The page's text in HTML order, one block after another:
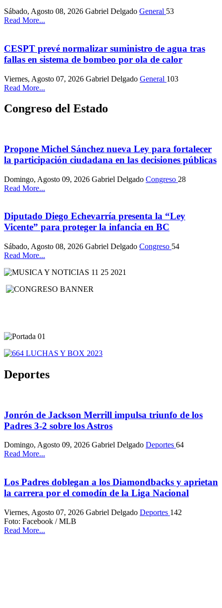
Sábado, Agosto 08, 2026 Gabriel Delgado General 53
Read More...
CESPT prevé normalizar suministro de agua tras
fallas en sistema de bombeo por ola de calor
Viernes, Agosto 07, 2026 Gabriel Delgado General 103
Read More...
Congreso del Estado
Propone Michel Sánchez nueva Ley para fortalecer
la participación ciudadana en las decisiones públicas
Domingo, Agosto 09, 2026 Gabriel Delgado Congreso 28
Read More...
Diputado Diego Echevarría presenta la “Ley
Vicente” para proteger la infancia en BC
Sábado, Agosto 08, 2026 Gabriel Delgado Congreso 54
Read More...
Deportes
Jonrón de Jackson Merrill impulsa triunfo de los
Padres 3-2 sobre los Astros
Domingo, Agosto 09, 2026 Gabriel Delgado Deportes 64
Read More...
Los Padres doblegan a los Diamondbacks y aprietan
la carrera por el comodín de la Liga Nacional
Viernes, Agosto 07, 2026 Gabriel Delgado Deportes 142
Foto: Facebook / MLB
Read More...